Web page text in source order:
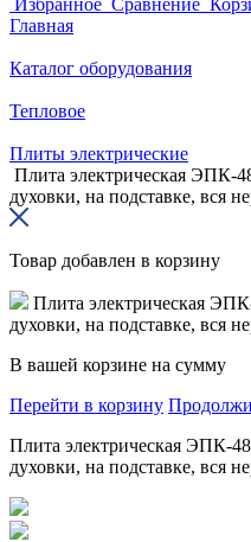
Избранное Сравнение
Главная
Каталог оборудования
Тепловое
Плиты электрические
Плита электрическая ЭПК-
духовки, на подставке, вся
Товар добавлен в корзину
Плита электрическая
духовки, на подставке, вся
В вашей корзине на сумму
Перейти в корзину
Плита электрическая ЭПК-
духовки, на подставке, вся